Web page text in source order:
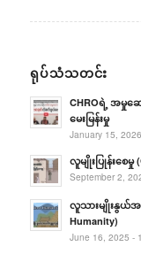
ရုပ်သံသတင်း
CHROရဲ့ အမှု
မေးမြန်းမှု
January 15,
လူမျိုးပြုန်းစေမှု
September 2,
လူသားမျိုးနွယ်အ
Humanity)
June 16, 2025 -